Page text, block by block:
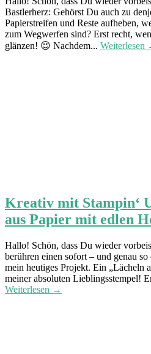
Bastlerherz: Gehörst Du auch zu
Papierstreifen und Reste aufheben,
zum Wegwerfen sind? Erst recht,
glänzen! 😉 Nachdem... Weiterlesen
Kreativ mit Stampin‘
aus Papier mit edlen
Hallo! Schön, dass Du wieder
berühren einen sofort – und genau
mein heutiges Projekt. Ein „Lächeln
meiner absoluten Lieblingsstempel!
Weiterlesen →